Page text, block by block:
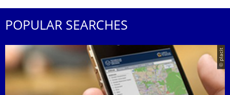
POPULAR SEARCHES
© placit